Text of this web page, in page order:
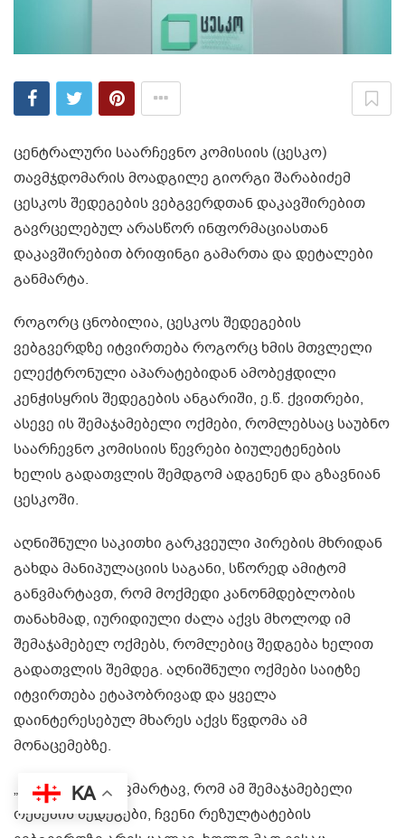
ცენტრალური საარჩევნო კომისიის (ცესკო)
თავმჯდომარის მოადგილე გიორგი შარაბიძემ
ცესკოს შედეგების ვებგვერდთან დაკავშირებით
გავრცელებულ არასწორ ინფორმაციასთან
დაკავშირებით ბრიფინგი გამართა და დეტალები
განმარტა.
როგორც ცნობილია, ცესკოს შედეგების
ვებგვერდზე იტვირთება როგორც ხმის მთვლელი
ელექტრონული აპარატებიდან ამობეჭდილი
კენჭისყრის შედეგების ანგარიში, ე.წ. ქვითრები,
ასევე ის შემაჯამებელი ოქმები, რომლებსაც საუბნო
საარჩევნო კომისიის წევრები ბიულეტენების
ხელის გადათვლის შემდგომ ადგენენ და გზავნიან
ცესკოში.
აღნიშნული საკითხი გარკვეული პირების მხრიდან
გახდა მანიპულაციის საგანი, სწორედ ამიტომ
განვმარტავთ, რომ მოქმედი კანონმდებლობის
თანახმად, იურიდიული ძალა აქვს მხოლოდ იმ
შემაჯამებელ ოქმებს, რომლებიც შედგება ხელით
გადათვლის შემდეგ. აღნიშნული ოქმები საიტზე
იტვირთება ეტაპობრივად და ყველა
დაინტერესებულ მხარეს აქვს წვდომა ამ
მონაცემებზე.
„ცალსახად განვმარტავ, რომ ამ შემაჯამებელი
ოქმების შედეგები, ჩვენი რეზულტატების
KA